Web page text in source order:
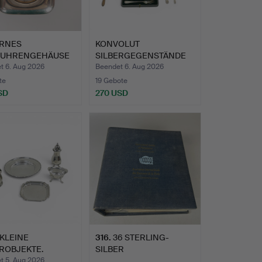
6. Aug 2026
KONVOLUT
SILBERGEGENSTÄNDE
DARUNTER SCHOTT…
Beendet 6. Aug 2026
19 Gebote
270 USD
5. Aug 2026
316. 36 STERLING-
SILBER